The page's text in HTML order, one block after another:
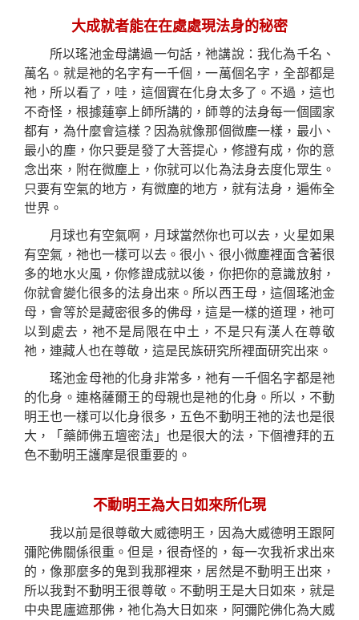
大成就者能在在處處現法身的秘密
所以瑤池金母講過一句話，祂講說：我化為千名、
萬名。就是祂的名字有一千個，一萬個名字，全部都是
祂，所以看了，哇，這個實在化身太多了。不過，這也
不奇怪，根據蓮寧上師所講的，師尊的法身每一個國家
都有，為什麼會這樣？因為就像那個微塵一樣，最小、
最小的塵，你只要是發了大菩提心，修證有成，你的意
念出來，附在微塵上，你就可以化為法身去度化眾生。
只要有空氣的地方，有微塵的地方，就有法身，遍佈全
世界。
月球也有空氣啊，月球當然你也可以去，火星如果
有空氣，祂也一樣可以去。很小、很小微塵裡面含著很
多的地水火風，你修證成就以後，你把你的意識放射 ，
你就會變化很多的法身出來。所以西王母，這個瑤池金
母，會等於是藏密很多的佛母，這是一樣的道理，祂可
以到處去，祂不是局限在中土，不是只有漢人在尊敬
祂，連藏人也在尊敬，這是民族研究所裡面研究出來。
瑤池金母祂的化身非常多，祂有一千個名字都是祂
的化身。連格薩爾王的母親也是祂的化身。所以，不動
明王也一樣可以化身很多，五色不動明王祂的法也是很
大，「藥師佛五壇密法」也是很大的法，下個禮拜的五
色不動明王護摩是很重要的。
不動明王為大日如來所化現
我以前是很尊敬大威德明王，因為大威德明王跟阿
彌陀佛關係很重。但是，很奇怪的，每一次我祈求出來
的，像那麼多的鬼到我那裡來，居然是不動明王 出來 ，
所以我對不動明王很尊敬。不動明王是大日如來，就是
中央毘廬遮那佛，祂化為大日如來，阿彌陀佛化為大威